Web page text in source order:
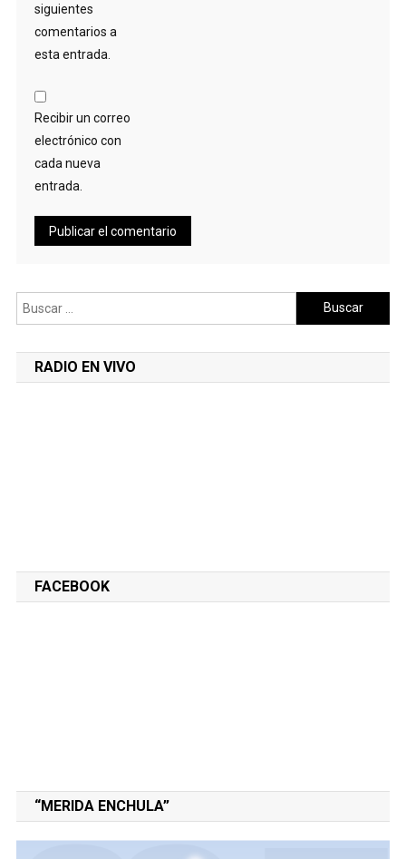
siguientes
comentarios a
esta entrada.
Recibir un correo
electrónico con
cada nueva
entrada.
Buscar:
RADIO EN VIVO
FACEBOOK
“MERIDA ENCHULA”